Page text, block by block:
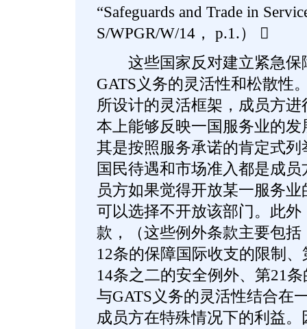
“Safeguards and Trade in
S/WPGR/W/14， p.1.） 
这些国家反对建立紧急保
GATS义务的灵活性和松散性
所设计的灵活框架，成员方
本上能够反映一国服务业的
其是按照服务承诺的肯定式列
国民待遇和市场准入都是成
员方如果觉得开放某一服务
可以选择不开放该部门。此外
款，（这些例外条款主要包
12条的保障国际收支的限制
14条之二的安全例外、第21
与GATS义务的灵活性结合在
成员方在特殊情况下的利益